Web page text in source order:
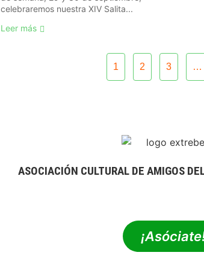
celebraremos nuestra XIV Salita...
Leer más
1 2 3 …
ASOCIACIÓN CULTURAL DE AMIGOS